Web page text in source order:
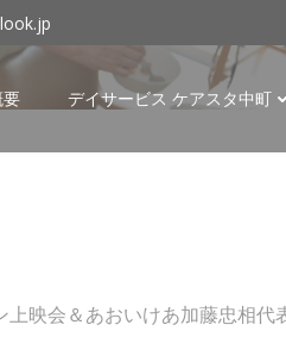
要 デイサービス ケアスタ中町
映会＆あおいけあ加藤忠相